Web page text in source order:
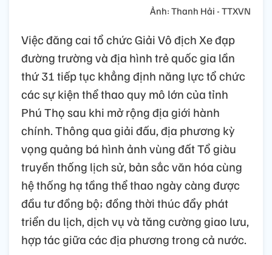
Ảnh: Thanh Hải - TTXVN
Việc đăng cai tổ chức Giải Vô địch Xe đạp
đường trường và địa hình trẻ quốc gia lần
thứ 31 tiếp tục khẳng định năng lực tổ chức
các sự kiện thể thao quy mô lớn của tỉnh
Phú Thọ sau khi mở rộng địa giới hành
chính. Thông qua giải đấu, địa phương kỳ
vọng quảng bá hình ảnh vùng đất Tổ giàu
truyền thống lịch sử, bản sắc văn hóa cùng
hệ thống hạ tầng thể thao ngày càng được
đầu tư đồng bộ; đồng thời thúc đẩy phát
triển du lịch, dịch vụ và tăng cường giao lưu,
hợp tác giữa các địa phương trong cả nước.